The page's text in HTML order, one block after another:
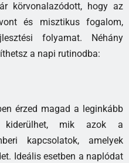
körvonalazódott, hogy az
és misztikus fogalom,
folyamat. Néhány
a napi rutinodba:
érzed magad a leginkább
kiderülhet, mik azok a
kapcsolatok, amelyek
Ideális esetben a naplódat